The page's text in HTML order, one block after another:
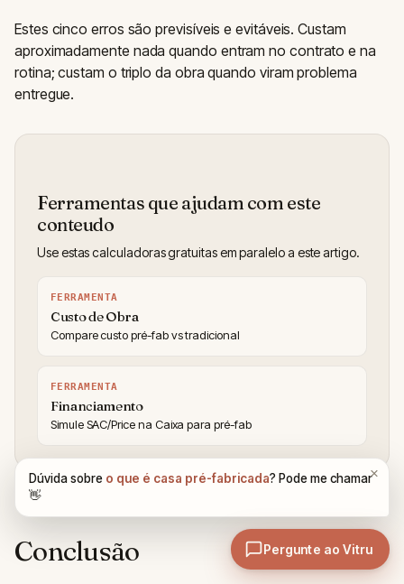
Estes cinco erros são previsíveis e evitáveis. Custam
aproximadamente nada quando entram no contrato e na
rotina; custam o triplo da obra quando viram problema
entregue.
Ferramentas que ajudam com este
conteudo
Use estas calculadoras gratuitas em paralelo a este artigo.
FERRAMENTA
Custo de Obra
Compare custo pré-fab vs tradicional
FERRAMENTA
Financiamento
Simule SAC/Price na Caixa para pré-fab
Conclusão